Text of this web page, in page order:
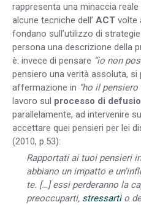
rappresenta una minaccia
alcune tecniche dell’ ACT volte
fondano sull’utilizzo di
persona una descrizione della
è: invece di pensare “io non
pensiero una verità assoluta,
affermazione in “ho il
lavoro sul processo di
parallelamente, ad intervenire
accettare quei pensieri per lei
(2010, p.53):
Rapportati ai tuoi pensieri
abbiano un impatto e
te. […] essi perderanno la
preoccuparti, stressartio